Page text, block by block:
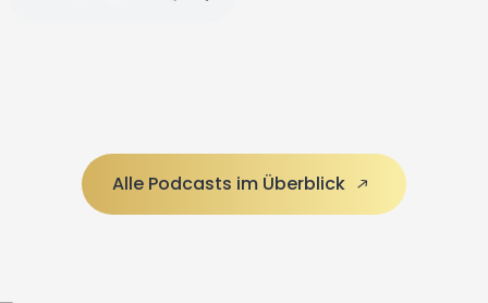
Alle Podcasts im Überblick